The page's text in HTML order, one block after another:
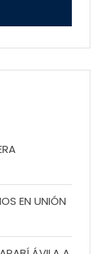
EN UNIÓN